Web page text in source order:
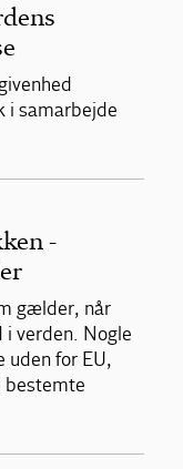
i samarbejde
-
gælder, når
i verden. Nogle
uden for EU,
bestemte